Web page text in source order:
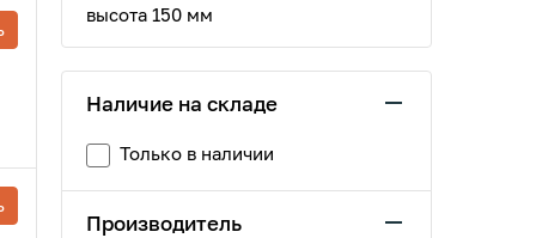
высота 150 мм
Наличие на складе
Только в наличии
Производитель